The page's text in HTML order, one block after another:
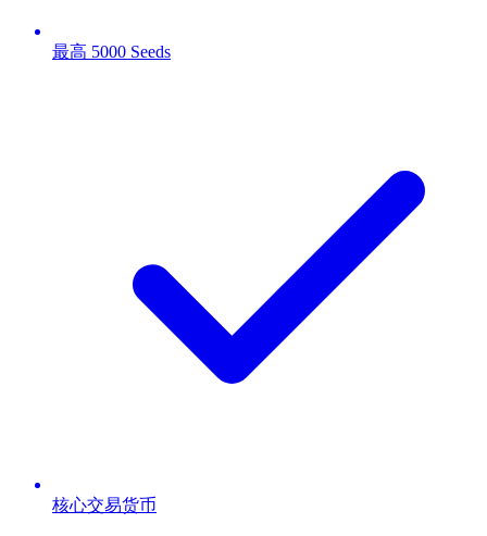
最高 5000 Seeds
核心交易货币